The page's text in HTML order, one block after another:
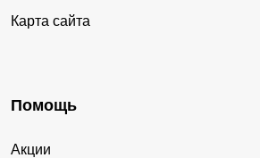
Карта сайта
Помощь
Акции